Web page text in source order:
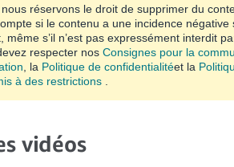
nous réservons le droit de supprimer du
si le contenu a une incidence négative
même s’il n’est pas expressément interdit
respecter nos Consignes pour la
, la Politique de confidentialitéet la
à des restrictions
vidéos